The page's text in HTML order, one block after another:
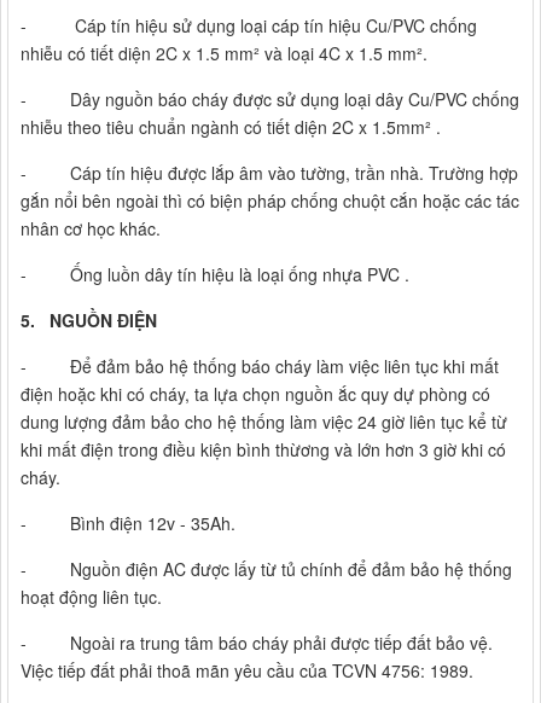
- Cáp tín hiệu sử dụng loại cáp tín hiệu Cu/PVC chống
nhiễu có tiết diện 2C x 1.5 mm² và loại 4C x 1.5 mm².
- Dây nguồn báo cháy được sử dụng loại dây Cu/PVC chống
nhiễu theo tiêu chuẩn ngành có tiết diện 2C x 1.5mm² .
- Cáp tín hiệu được lắp âm vào tường, trần nhà. Trường hợp
gắn nổi bên ngoài thì có biện pháp chống chuột cắn hoặc các tác
nhân cơ học khác.
- Ống luồn dây tín hiệu là loại ống nhựa PVC .
5. NGUỒN ĐIỆN
- Để đảm bảo hệ thống báo cháy làm việc liên tục khi mất
điện hoặc khi có cháy, ta lựa chọn nguồn ắc quy dự phòng có
dung lượng đảm bảo cho hệ thống làm việc 24 giờ liên tục kể từ
khi mất điện trong điều kiện bình thừơng và lớn hơn 3 giờ khi có
cháy.
- Bình điện 12v - 35Ah.
- Nguồn điện AC được lấy từ tủ chính để đảm bảo hệ thống
hoạt động liên tục.
- Ngoài ra trung tâm báo cháy phải được tiếp đất bảo vệ.
Việc tiếp đất phải thoã mãn yêu cầu của TCVN 4756: 1989.